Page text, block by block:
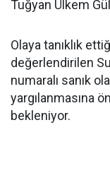
Tuğyan Ülkem
Olaya tanıklık
değerlendirilen
numaralı sanık
yargılanmasına
bekleniyor.